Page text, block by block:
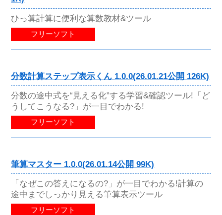
ひっ算計算に便利な算数教材&ツール
フリーソフト
分数計算ステップ表示くん 1.0.0(26.01.21公開 126K)
分数の途中式を“見える化”する学習&確認ツール!「ど
うしてこうなる?」が一目でわかる!
フリーソフト
筆算マスター 1.0.0(26.01.14公開 99K)
「なぜこの答えになるの?」が一目でわかる!計算の
途中までしっかり見える筆算表示ツール
フリーソフト